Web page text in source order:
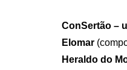
ConSertão –
Elomar
Heraldo do